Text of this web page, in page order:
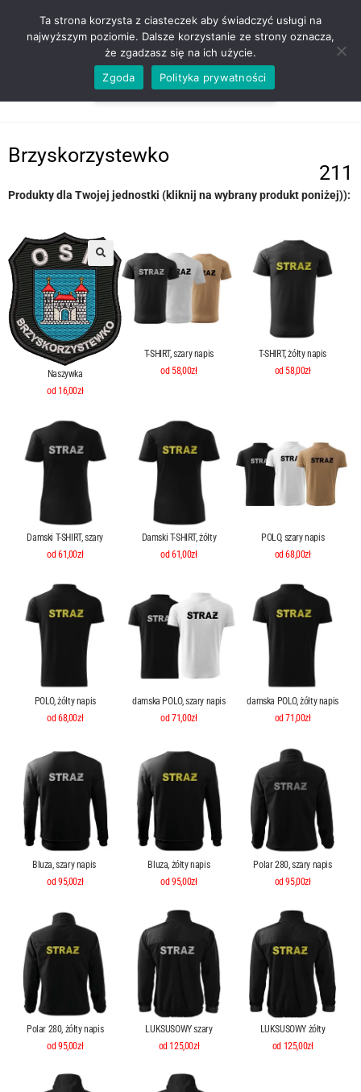
ZADZWOŃ TEL. 600 352 938
Brzyskorzystewko
211
Produkty dla Twojej jednostki (kliknij na wybrany produkt poniżej)):
Naszywka
od 16,00zł
T-SHIRT, szary napis
od 58,00zł
T-SHIRT, żółty napis
od 58,00zł
Damski T-SHIRT, szary
od 61,00zł
Damski T-SHIRT, żółty
od 61,00zł
POLO, szary napis
od 68,00zł
POLO, żółty napis
od 68,00zł
damska POLO, szary napis
od 71,00zł
damska POLO, żółty napis
od 71,00zł
Bluza, szary napis
od 95,00zł
Bluza, żółty napis
od 95,00zł
Polar 280, szary napis
od 95,00zł
Polar 280, żółty napis
od 95,00zł
LUKSUSOWY szary
od 125,00zł
LUKSUSOWY żółty
od 125,00zł
Ta strona korzysta z ciasteczek aby świadczyć usługi na
najwyższym poziomie. Dalsze korzystanie ze strony oznacza,
że zgadzasz się na ich użycie.
Zgoda
Polityka prywatności